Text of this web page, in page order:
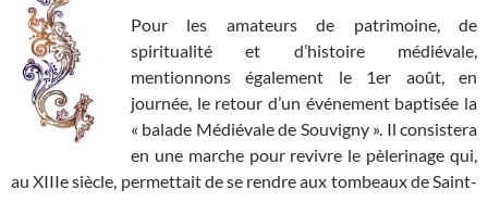
Pour les amateurs de patrimoine, de
spiritualité et d’histoire médiévale,
mentionnons également le 1er août, en
journée, le retour d’un événement baptisée la
« balade Médiévale de Souvigny ». Il consistera
en une marche pour revivre le pèlerinage qui,
au XIIIe siècle, permettait de se rendre aux tombeaux de Saint-